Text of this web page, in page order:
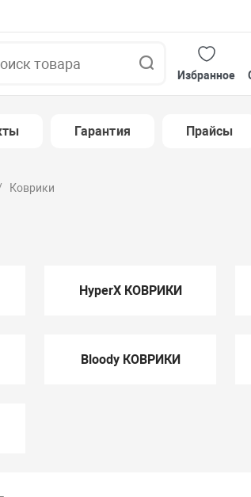
Избранное
Гарантия Прайсы
Коврики
HyperX КОВРИКИ
Bloody КОВРИКИ